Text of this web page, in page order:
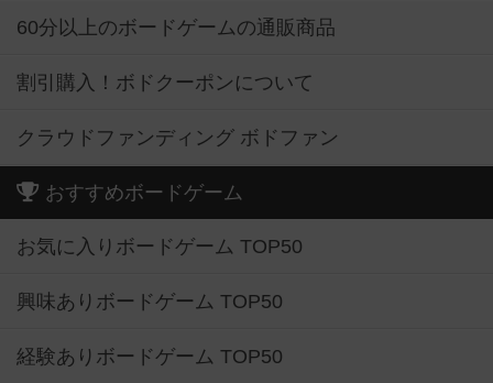
60分以上のボードゲームの通販商品
割引購入！ボドクーポンについて
クラウドファンディング ボドファン
おすすめボードゲーム
お気に入りボードゲーム TOP50
興味ありボードゲーム TOP50
経験ありボードゲーム TOP50